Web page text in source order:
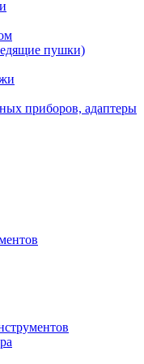
пушки)
приборов, адаптеры